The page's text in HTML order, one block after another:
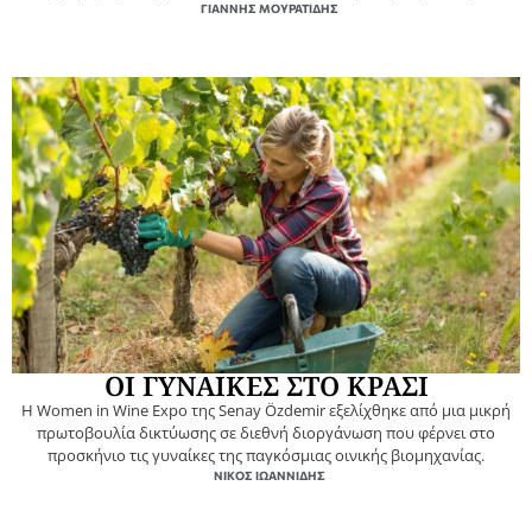
ΓΙΆΝΝΗΣ ΜΟΥΡΑΤΊΔΗΣ
ΟΙ ΓΥΝΑΙΚΕΣ ΣΤΟ ΚΡΑΣΙ
Η Women in Wine Expo της Senay Özdemir εξελίχθηκε από μια μικρή
πρωτοβουλία δικτύωσης σε διεθνή διοργάνωση που φέρνει στο
προσκήνιο τις γυναίκες της παγκόσμιας οινικής βιομηχανίας.
ΝΊΚΟΣ ΙΩΑΝΝΊΔΗΣ